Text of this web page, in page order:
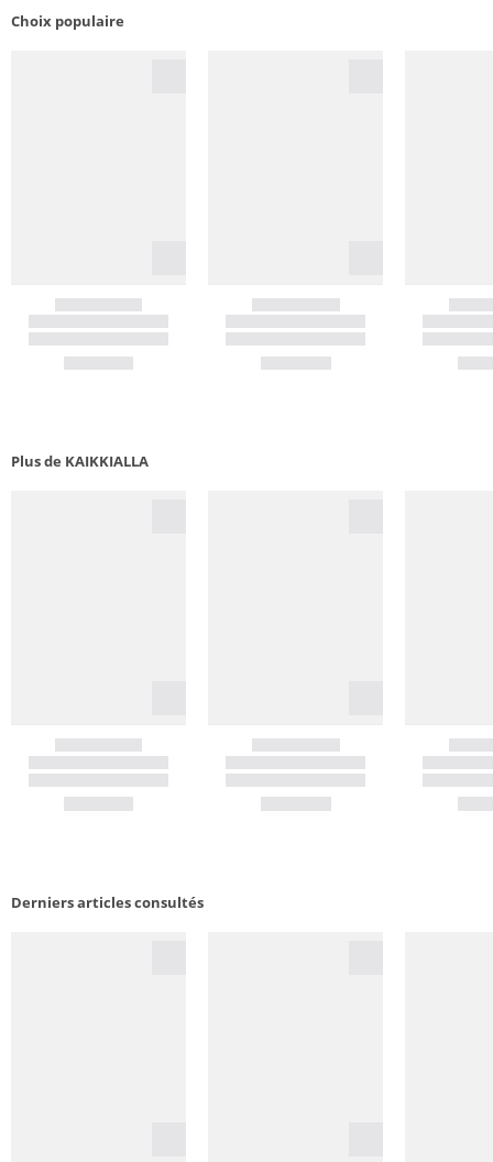
Choix populaire
Plus de KAIKKIALLA
Derniers articles consultés